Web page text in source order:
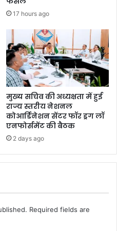
17 hours ago
मुख्य सचिव की अध्यक्षता में हुई
राज्य स्तरीय नेशनल
कोआर्डिनेशन सेंटर फॉर ड्रग लॉ
एनफोर्समेंट की बैठक
2 days ago
Required fields are